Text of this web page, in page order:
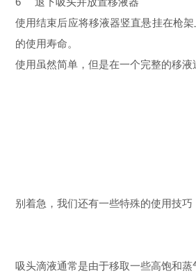
使用结束后应将移液器竖直悬挂在枪
的使用寿命。
使用虽然简单，但是在一个完整的移
别着急，我们还有一些特殊的使用技巧
吸头滴液通常是由于移取一些高饱和